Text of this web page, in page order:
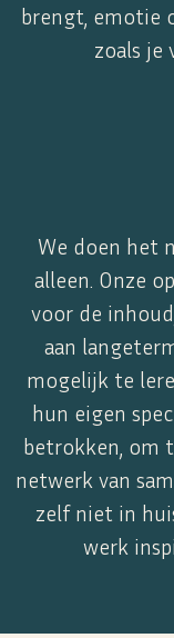
brengt, emotie
zoals je
We doen het
alleen. Onze
voor de
aan
mogelijk te
hun eigen
betrokken, om
netwerk van
zelf niet in
werk